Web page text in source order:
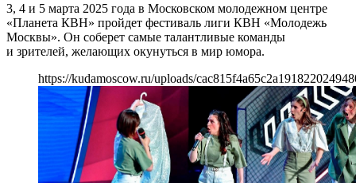
3, 4 и 5 марта 2025 года в Московском молодежном центре
«Планета КВН» пройдет фестиваль лиги КВН «Молодежь
Москвы». Он соберет самые талантливые команды
и зрителей, желающих окунуться в мир юмора.
https://kudamoscow.ru/uploads/